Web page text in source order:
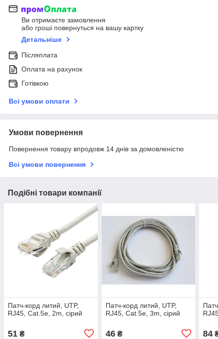
Ви отримаєте замовлення
або гроші повернуться на вашу картку
Детальніше
Післяплата
Оплата на рахунок
Готівкою
Всі умови оплати
Умови повернення
Повернення товару впродовж 14 днів за домовленістю
Всі умови повернення
Подібні товари компанії
Патч-корд литий, UTP,
RJ45, Cat.5e, 2m, сірий
51 ₴
Патч-корд литий, UTP,
RJ45, Cat.5e, 3m, сірий
46₴ 84